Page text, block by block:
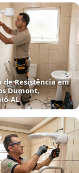
de Resistência em
Dumont,